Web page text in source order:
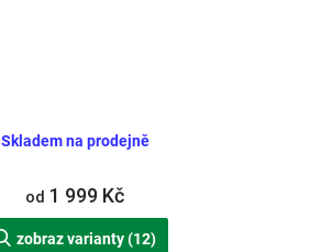
Skladem na prodejně
od 1 999 Kč
zobraz varianty (12)